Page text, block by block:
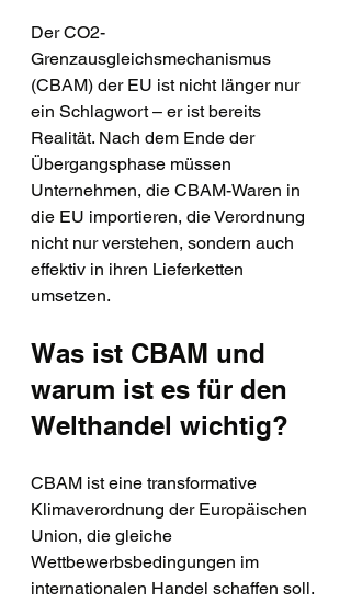
Der CO2-
Grenzausgleichsmechanismus
(CBAM) der EU ist nicht länger nur
ein Schlagwort – er ist bereits
Realität. Nach dem Ende der
Übergangsphase müssen
Unternehmen, die CBAM-Waren in
die EU importieren, die Verordnung
nicht nur verstehen, sondern auch
effektiv in ihren Lieferketten
umsetzen.
Was ist CBAM und
warum ist es für den
Welthandel wichtig?
CBAM ist eine transformative
Klimaverordnung der Europäischen
Union, die gleiche
Wettbewerbsbedingungen im
internationalen Handel schaffen soll.